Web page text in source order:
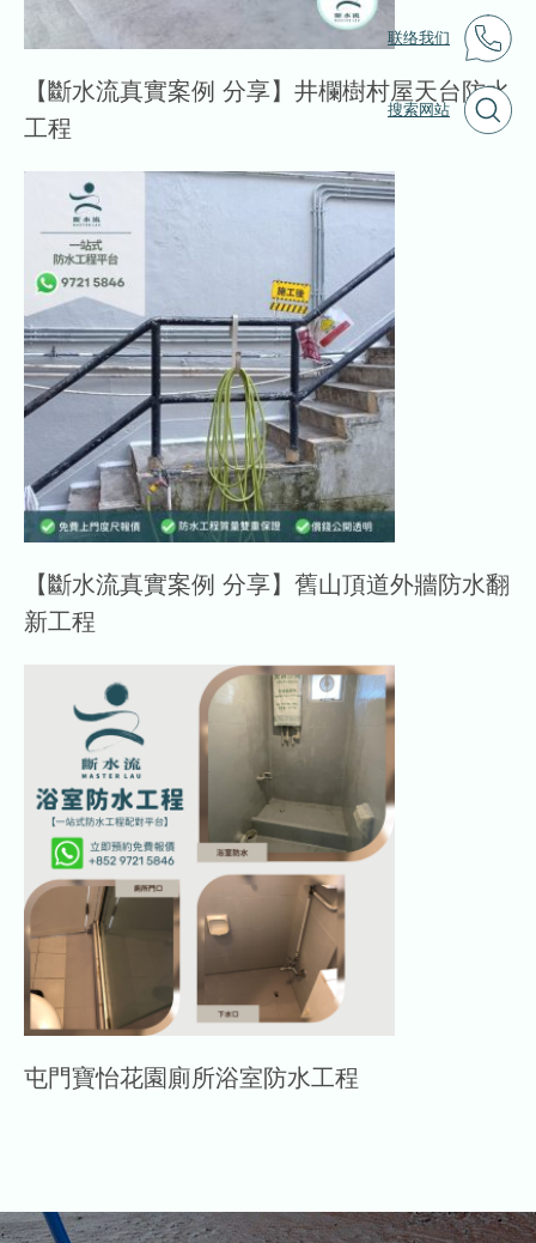
联络我们
搜索网站
【斷水流真實案例 分享】井欄樹村屋天台防水
工程
【斷水流真實案例 分享】舊山頂道外牆防水翻
新工程
屯門寶怡花園廁所浴室防水工程